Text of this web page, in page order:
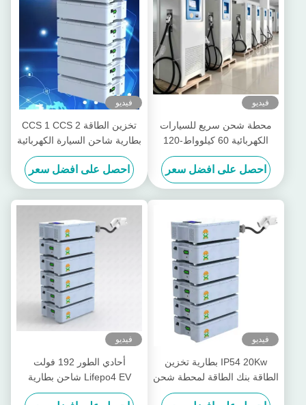
فيديو
محطة شحن سريع للسيارات
الكهربائية 60 كيلوواط-120
كيلوواط DC مع سدادات CCS
GBT مزدوجة
احصل على افضل سعر
فيديو
تخزين الطاقة CCS 1 CCS 2
بطارية شاحن السيارة الكهربائية
المحمولة 19.2kwh
احصل على افضل سعر
فيديو
IP54 20Kw بطارية تخزين
الطاقة بنك الطاقة لمحطة شحن
EV DC
فيديو
أحادي الطور 192 فولت
Lifepo4 EV شاحن بطارية
تخزين الطاقة البنك